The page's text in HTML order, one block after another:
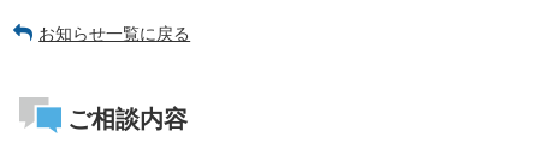
お知らせ一覧に戻る
ご相談内容